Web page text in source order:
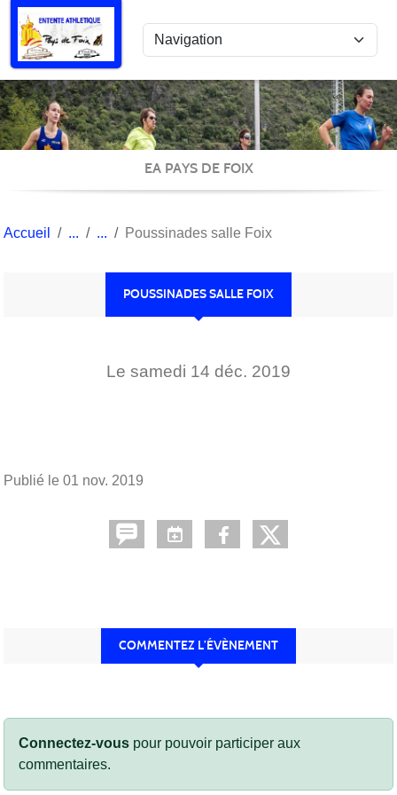
EA PAYS DE FOIX
Accueil Poussinades salle Foix
POUSSINADES SALLE FOIX
Le samedi 14 déc. 2019
Publié le 01 nov. 2019
COMMENTEZ L’ÉVÈNEMENT
Connectez-vous pour pouvoir participer aux
commentaires.
Panneau de gestion des cookies